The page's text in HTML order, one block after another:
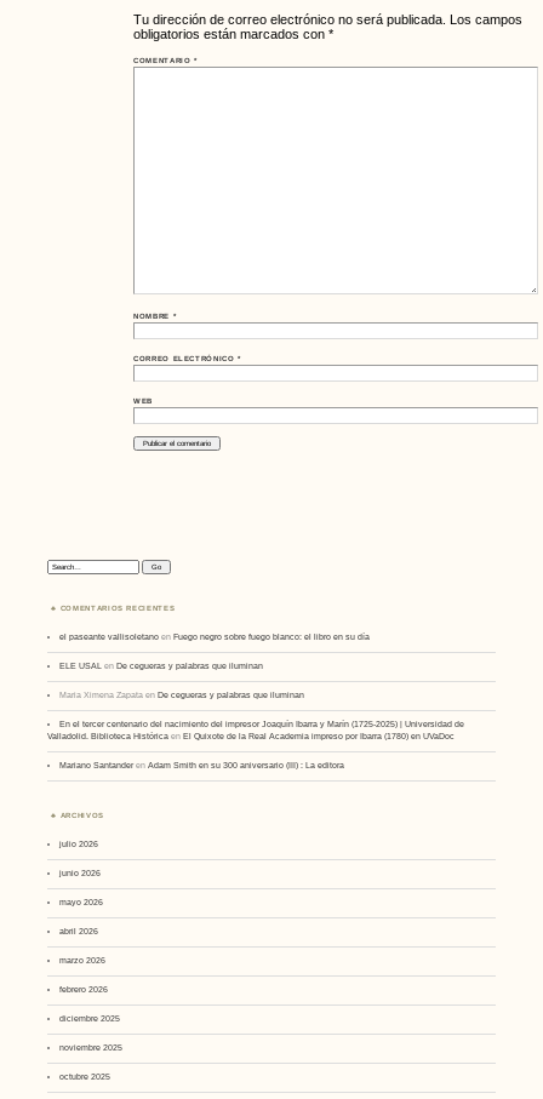
Tu dirección de correo electrónico no será publicada.
Los campos
obligatorios están marcados con*
COMENTARIO*
NOMBRE *
CORREO ELECTRÓNICO*
WEB
Search:
COMENTARIOS RECIENTES
el paseante vallisoletano enFuego negro sobre fuego blanco: el libro en su día
ELE USAL enDe cegueras y palabras que iluminan
Maria Ximena Zapata enDe cegueras y palabras que iluminan
En el tercer centenario del nacimiento del impresor Joaquín Ibarra y Marín (1725-2025) | Universidad de
Valladolid. Biblioteca Histórica enEl Quixote de la Real Academia impreso por Ibarra (1780) en UVaDoc
Mariano SantanderenAdam Smith en su 300 aniversario (III) : La editora
ARCHIVOS
julio 2026
junio 2026
mayo 2026
abril 2026
marzo 2026
febrero 2026
diciembre 2025
noviembre 2025
octubre 2025